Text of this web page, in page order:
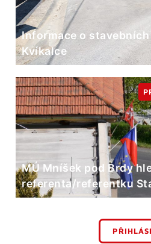
Informace o
Kvíkalce
MÚ Mníšek pod Brdy
referenta/referentku